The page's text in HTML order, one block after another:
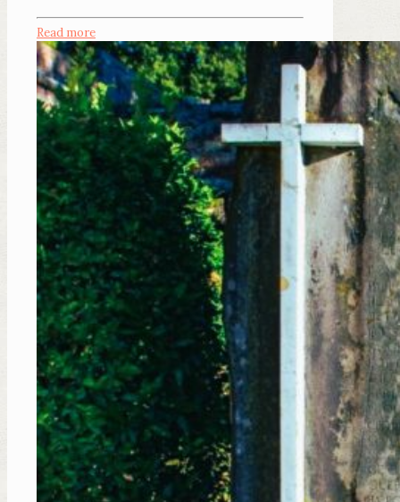
Read more